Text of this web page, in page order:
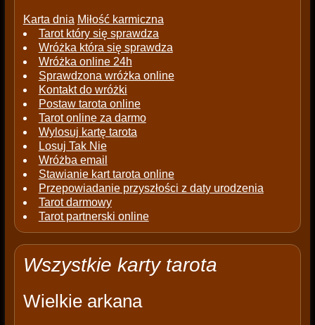
Karta dnia Miłość karmiczna
Tarot który się sprawdza
Wróżka która się sprawdza
Wróżka online 24h
Sprawdzona wróżka online
Kontakt do wróżki
Postaw tarota online
Tarot online za darmo
Wylosuj kartę tarota
Losuj Tak Nie
Wróżba email
Stawianie kart tarota online
Przepowiadanie przyszłości z daty urodzenia
Tarot darmowy
Tarot partnerski online
Wszystkie karty tarota
Wielkie arkana